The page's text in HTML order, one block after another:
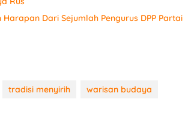
Dari Sejumlah Pengurus DPP Partai
tradisi menyirih warisan budaya